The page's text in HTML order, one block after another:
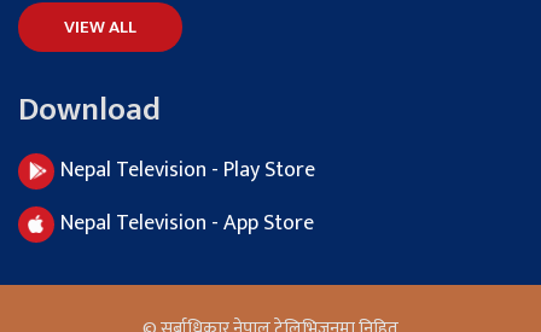
VIEW ALL
Download
Nepal Television - Play Store
Nepal Television - App Store